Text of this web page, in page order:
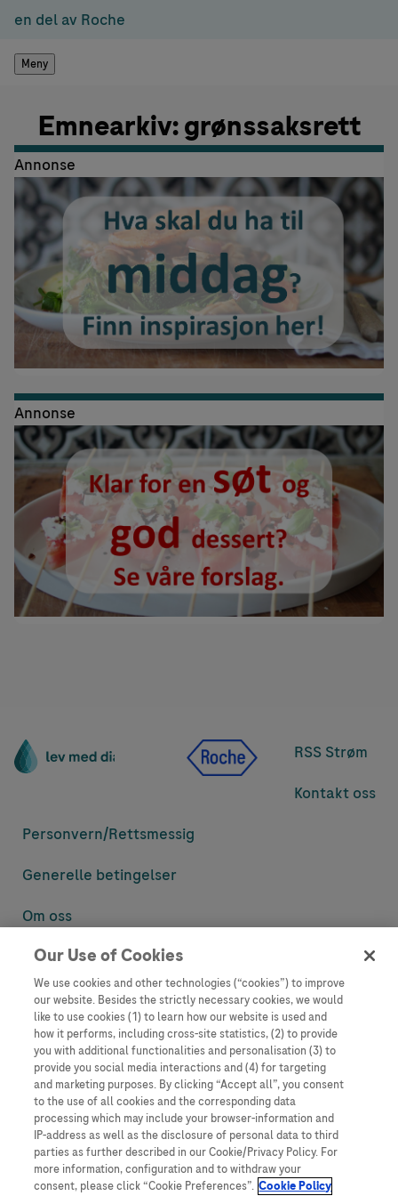
en del av Roche
Meny
Emnearkiv: grønssaksrett
Annonse
Annonse
RSS Strøm
Kontakt oss
Personvern/Rettsmessig
Generelle betingelser
Om oss
Denne nettsiden inneholder informasjon som er målsatt til en stor
informasjon som ellers ikke er tilgjengelig eller gyldig i ditt land.
Vennligst vær oppmerksom på at vi ikke tar noe ansvar for tilgang til
informasjon som muligens ikke er i samsvar med noen gyldig juridisk
prosess, regulering, registrering eller bruk i bostedslandet ditt.
Roche har ikke alltid mulighet til å kvalitetssikre andres innlegg, men
vil fjerne villedende eller upassende innlegg så langt det lar seg gjøre.
Vi har ikke ansvar for innhold på eksterne nettsider som det lenkes til.
Kopiering av materiale fra dette nettstedet for bruk annet sted er ikke
tillatt uten avtale. Nettstedet selger plass til annonsører, og slikt
innhold er merket.
Dette nettstedet er ikke beregnet for å rapportere bivirkninger eller
Our Use of Cookies
We use cookies and other technologies (“cookies”) to improve
our website. Besides the strictly necessary cookies, we would
like to use cookies (1) to learn how our website is used and
how it performs, including cross-site statistics, (2) to provide
you with additional functionalities and personalisation (3) to
provide you social media interactions and (4) for targeting
and marketing purposes. By clicking “Accept all”, you consent
to the use of all cookies and the corresponding data
processing which may include your browser-information and
IP-address as well as the disclosure of personal data to third
parties as further described in our Cookie/Privacy Policy. For
more information, configuration and to withdraw your
consent, please click “Cookie Preferences”. Cookie Policy